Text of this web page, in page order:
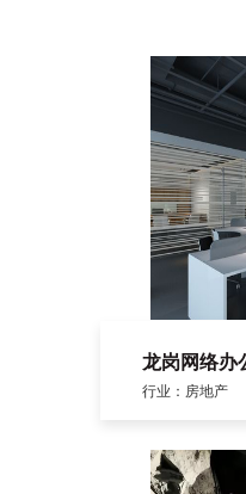
龙岗网络办
行业：房地产